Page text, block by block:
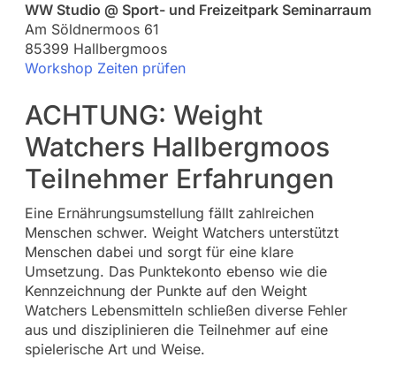
WW Studio @ Sport- und Freizeitpark Seminarraum
Am Söldnermoos 61
85399 Hallbergmoos
Workshop Zeiten prüfen
ACHTUNG: Weight
Watchers Hallbergmoos
Teilnehmer Erfahrungen
Eine Ernährungsumstellung fällt zahlreichen
Menschen schwer. Weight Watchers unterstützt
Menschen dabei und sorgt für eine klare
Umsetzung. Das Punktekonto ebenso wie die
Kennzeichnung der Punkte auf den Weight
Watchers Lebensmitteln schließen diverse Fehler
aus und disziplinieren die Teilnehmer auf eine
spielerische Art und Weise.